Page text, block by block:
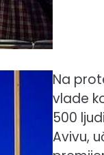
Na
vlade
500
Avivu,